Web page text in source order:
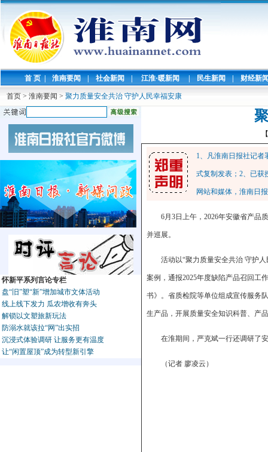
首 页 | 淮南要闻 | 社会新闻 | 江淮·暖新闻 | 民生新闻 | 财经新
首页 > 淮南要闻 > 聚力质量安全共治 守护人民幸福安康
怀新平系列言论专栏
盘“旧”塑“新”增加城市文体活动
线上线下发力 瓜农增收有奔头
解锁以文塑旅新玩法
防溺水就该拉“网”出实招
沉浸式体验调研 让服务更有温度
让“闲置屋顶”成为转型新引擎
1、凡淮南日报社记
式复制发表；2、已获
网站和媒体，淮南日
6月3日上午，2026年安徽省产品
并巡展。
活动以“聚力质量安全共治 守护
案例，通报2025年度缺陷产品召回工
书》。省质检院等单位组成宣传服务
生产品，开展质量安全知识科普、产
在淮期间，严克斌一行还调研了
（记者 廖凌云）